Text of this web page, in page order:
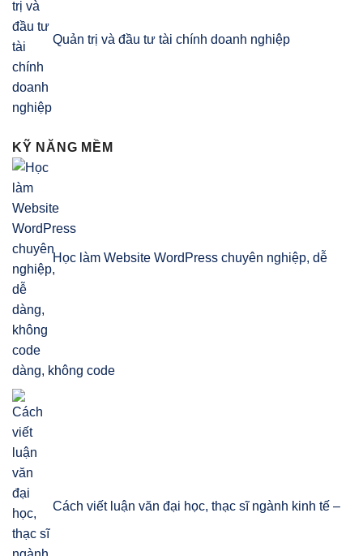
Quản trị và đầu tư tài chính doanh nghiệp
KỸ NĂNG MỀM
Học làm Website WordPress chuyên nghiệp, dễ
dàng, không code
Cách viết luận văn đại học, thạc sĩ ngành kinh tế –